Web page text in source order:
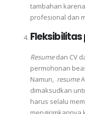
tambahan
profesional dan
Resumedan CV
permohonan
Namun, resume
dimaksudkan
harus selalu